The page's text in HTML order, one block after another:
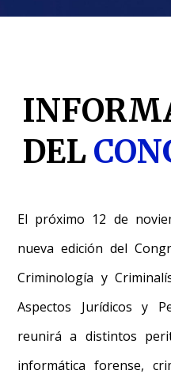
DEL
El próximo 12 de
nueva edición del
Criminología y
Aspectos Jurídicos y
reunirá a distintos
informática forense,